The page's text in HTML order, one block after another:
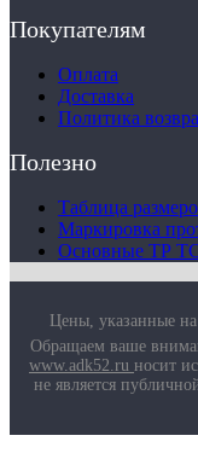
Покупателям
Оплата
Доставка
Политика
Полезно
Таблица
Маркировка
Основные ТР
Цены, указанные
Обращаем ваше
www.adk52.ru носит
не является